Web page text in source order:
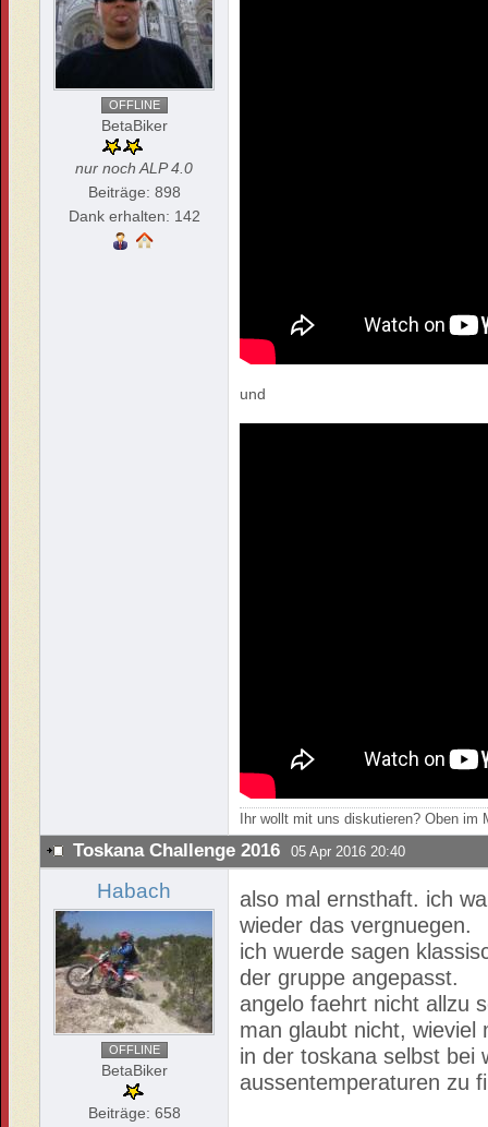
OFFLINE
BetaBiker
nur noch ALP 4.0
Beiträge: 898
Dank erhalten: 142
und
Ihr wollt mit uns diskutieren? Oben
Toskana Challenge 2016 05 Apr 2016 20:40
Habach
OFFLINE
BetaBiker
Beiträge: 658
also mal ernsthaft. ich
wieder das vergnuegen.
ich wuerde sagen
der gruppe angepasst.
angelo faehrt nicht allzu
man glaubt nicht, wieviel
in der toskana selbst bei
aussentemperaturen zu